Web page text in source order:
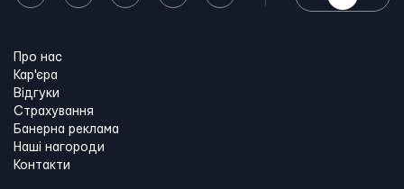
Про нас
Кар'єра
Відгуки
Страхування
Банерна реклама
Наші нагороди
Контакти